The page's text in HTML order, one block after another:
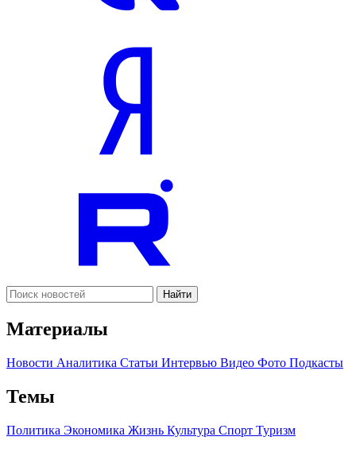
Найти
Материалы
Новости Аналитика Статьи Интервью Видео Фото Подкасты
Темы
Политика Экономика Жизнь Культура Спорт Туризм